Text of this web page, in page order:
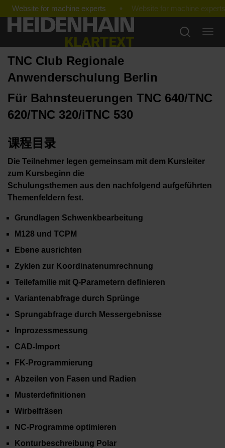
Website for machine experts
TNC Club Regionale
Anwenderschulung Berlin
Für Bahnsteuerungen TNC 640/TNC
620/TNC 320/iTNC 530
课程目录
Die Teilnehmer legen gemeinsam mit dem Kursleiter
zum Kursbeginn die
Schulungsthemen aus den nachfolgend aufgeführten
Themenfeldern fest.
Grundlagen Schwenkbearbeitung
M128 und TCPM
Ebene ausrichten
Zyklen zur Koordinatenumrechnung
Teilefamilie mit Q-Parametern definieren
Variantenabfrage durch Sprünge
Sprungabfrage durch Messergebnisse
Inprozessmessung
CAD-Import
FK-Programmierung
Abzeilen von Fasen und Radien
Musterdefinitionen
Wirbelfräsen
NC-Programme optimieren
Konturbeschreibung Polar